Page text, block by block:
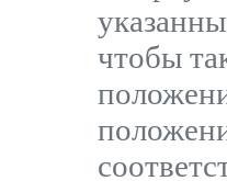
чтобы